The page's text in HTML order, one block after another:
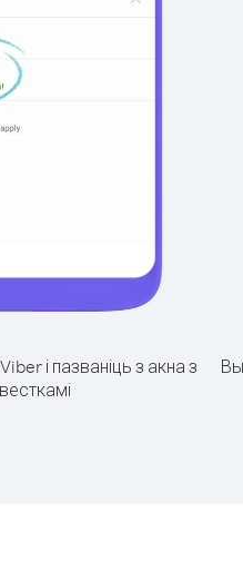
і пазваніць з акна з